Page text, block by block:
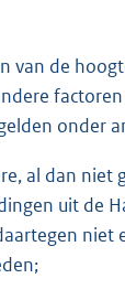
van de
gelden onder
al dan niet
uit de
niet